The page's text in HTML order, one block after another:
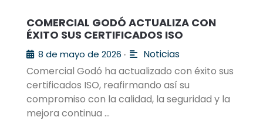
COMERCIAL GODÓ ACTUALIZA CON
ÉXITO SUS CERTIFICADOS ISO
8 de mayo de 2026 •
Noticias
Comercial Godó ha actualizado con éxito sus
certificados ISO, reafirmando así su
compromiso con la calidad, la seguridad y la
mejora continua …